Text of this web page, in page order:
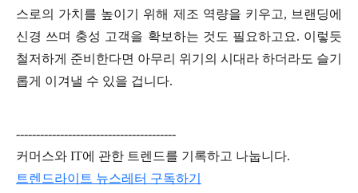
스로의 가치를 높이기 위해 제조 역량을 키우고, 브랜딩에
신경 쓰며 충성 고객을 확보하는 것도 필요하고요. 이렇듯
철저하게 준비한다면 아무리 위기의 시대라 하더라도 슬기
롭게 이겨낼 수 있을 겁니다.
----------------------------------------
커머스와 IT에 관한 트렌드를 기록하고 나눕니다.
트렌드라이트 뉴스레터 구독하기